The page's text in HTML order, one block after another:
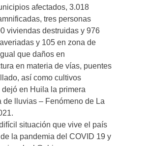
afectados, 3.018
tres personas
viviendas destruidas y 976
y 105 en zona de
que daños en
en materia de vías, puentes
así como cultivos
dejó en Huila la primera
de lluvias – Fenómeno de La
situación que vive el país
la pandemia del COVID 19 y